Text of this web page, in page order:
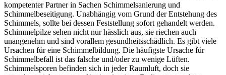
kompetenter Partner in Sachen Schimmelsanierung und
Schimmelbeseitigung. Unabhängig vom Grund der Entstehung des
Schimmels, sollte bei dessen Feststellung sofort gehandelt werden.
Schimmelpilze sehen nicht nur hässlich aus, sie riechen auch
unangenehm und sind vorallem gesundheitsschädlich. Es gibt viele
Ursachen für eine Schimmelbildung. Die häufigste Ursache für
Schimmelbefall ist das falsche und/oder zu wenige Lüften.
Schimmelsporen befinden sich in jeder Raumluft, doch sie